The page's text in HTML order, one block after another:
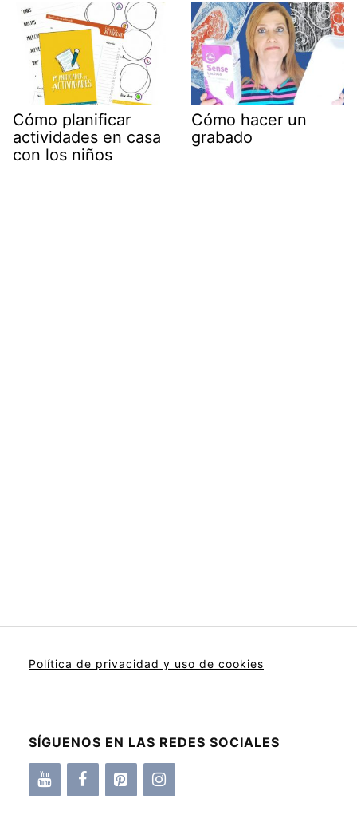
Cómo planificar
actividades en casa
con los niños
Cómo hacer un
grabado
Política de privacidad y uso de cookies
SÍGUENOS EN LAS REDES SOCIALES